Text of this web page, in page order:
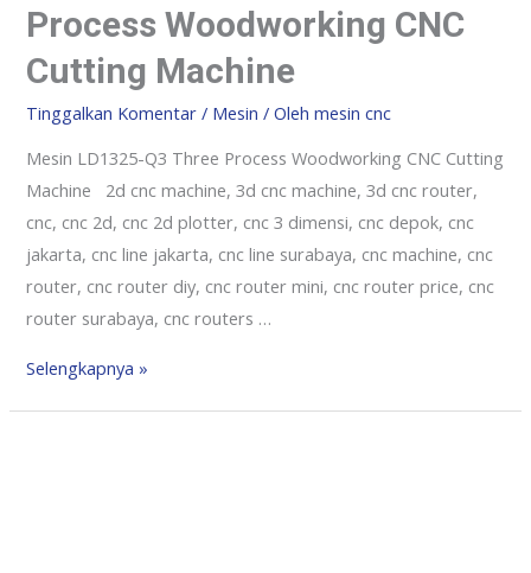
Process Woodworking CNC
Cutting Machine
Tinggalkan Komentar / Mesin / Olehmesin cnc
Mesin LD1325-Q3 Three Process Woodworking CNC Cutting
Machine 2d cnc machine, 3d cnc machine, 3d cnc router,
cnc, cnc 2d, cnc 2d plotter, cnc 3 dimensi, cnc depok, cnc
jakarta, cnc line jakarta, cnc line surabaya, cnc machine, cnc
router, cnc router diy, cnc router mini, cnc router price, cnc
router surabaya, cnc routers …
Selengkapnya »